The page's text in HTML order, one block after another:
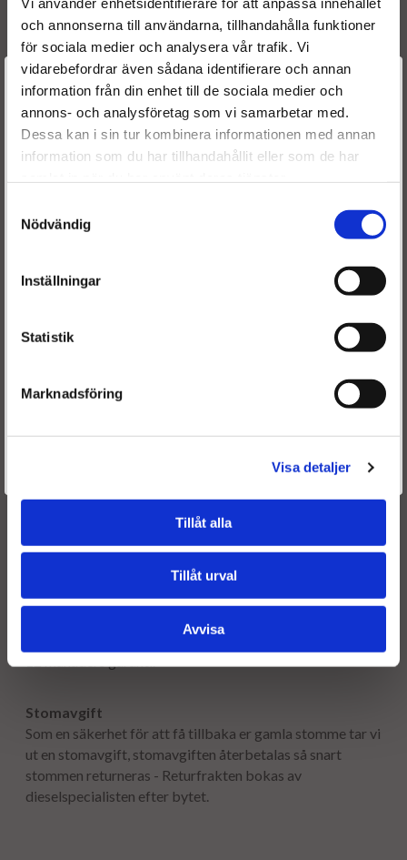
och annonserna till användarna, tillhandahålla funktioner
för sociala medier och analysera vår trafik. Vi
vidarebefordrar även sådana identifierare och annan
information från din enhet till de sociala medier och
annons- och analysföretag som vi samarbetar med.
Dessa kan i sin tur kombinera informationen med annan
information som du har tillhandahållit eller som de har
Nödvändig
Inställningar
Statistik
Marknadsföring
Visa detaljer
Tillåt alla
Tillåt urval
Avvisa
Y60313H50
Y60413H50
Y603-13H50
Y604-13H50
9652892080A
9655045080
1609849480
30757314
3M5Q9F593JA
3M5Q9A593GA
1326820
Frakt:
Fri frakt både tur & retur.
Stomavgift
Som en säkerhet för att få tillbaka er gamla stomme tar vi
ut en stomavgift, stomavgiften återbetalas så snart
stommen returneras - Returfrakten bokas av
dieselspecialisten efter bytet.
Välkommen till
Dieselspecialisten.se
För att förbättra din upplevelse på vår hemsida ber vi dig
välja vilken kategori du tillhör
Välkommen tillbaka! Klicka här för att komma till dina sidor.
Givetvis går det även bra att handla utan att logga in.